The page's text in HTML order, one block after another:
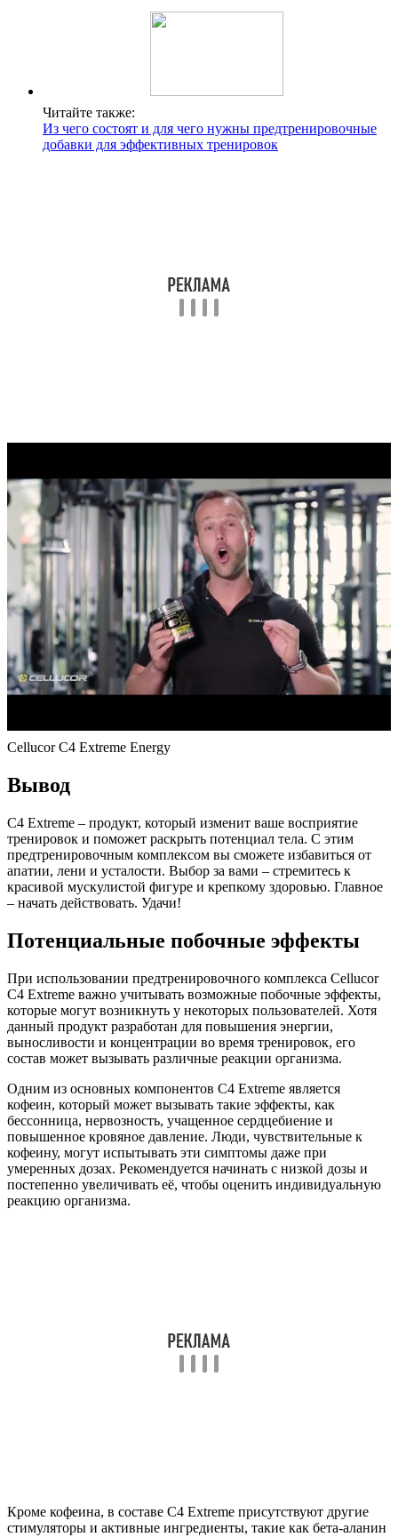
Читайте также:
Из чего состоят и для чего нужны предтренировочные
добавки для эффективных тренировок
Cellucor C4 Extreme Energy
Вывод
С4 Extreme – продукт, который изменит ваше восприятие
тренировок и поможет раскрыть потенциал тела. С этим
предтренировочным комплексом вы сможете избавиться от
апатии, лени и усталости. Выбор за вами – стремитесь к
красивой мускулистой фигуре и крепкому здоровью. Главное
– начать действовать. Удачи!
Потенциальные побочные эффекты
При использовании предтренировочного комплекса Cellucor
C4 Extreme важно учитывать возможные побочные эффекты,
которые могут возникнуть у некоторых пользователей. Хотя
данный продукт разработан для повышения энергии,
выносливости и концентрации во время тренировок, его
состав может вызывать различные реакции организма.
Одним из основных компонентов C4 Extreme является
кофеин, который может вызывать такие эффекты, как
бессонница, нервозность, учащенное сердцебиение и
повышенное кровяное давление. Люди, чувствительные к
кофеину, могут испытывать эти симптомы даже при
умеренных дозах. Рекомендуется начинать с низкой дозы и
постепенно увеличивать её, чтобы оценить индивидуальную
реакцию организма.
Кроме кофеина, в составе C4 Extreme присутствуют другие
стимуляторы и активные ингредиенты, такие как бета-аланин